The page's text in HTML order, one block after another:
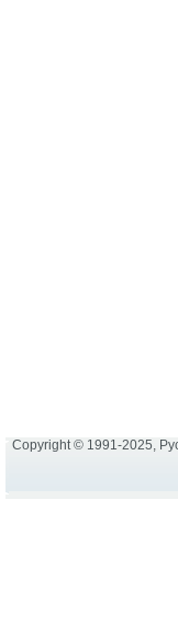
Copyright © 1991-2025,